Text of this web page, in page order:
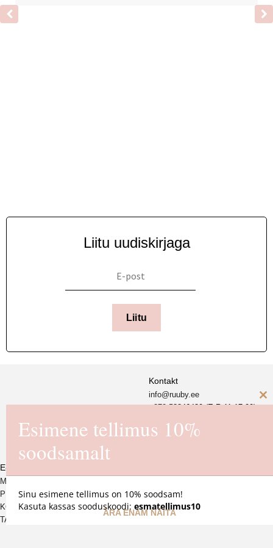
Liitu uudiskirjaga
Liitu
Ruuby Disain OÜ
Reg. nr. 16725550
Kontakt
info@ruuby.ee
+372 58846430 (E-R 11-17.00)
E-pood
MÜÜGITINGIMUSED
PRIVAATSUSPOLIITIKA
KOHALETOIMETAMINE JA
TAGASTAMINE
Esimene tellimus 10%
soodsamalt
Sinu esimene tellimus on 10% soodsam!
Kasuta kassas sooduskoodi: esmatellimus10
ÄRA ENAM NÄITA